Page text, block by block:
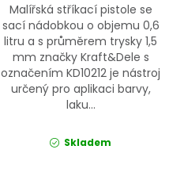
Malířská stříkací pistole se
sací nádobkou o objemu 0,6
litru a s průměrem trysky 1,5
mm značky Kraft&Dele s
označením KD10212 je nástroj
určený pro aplikaci barvy,
laku...
Skladem